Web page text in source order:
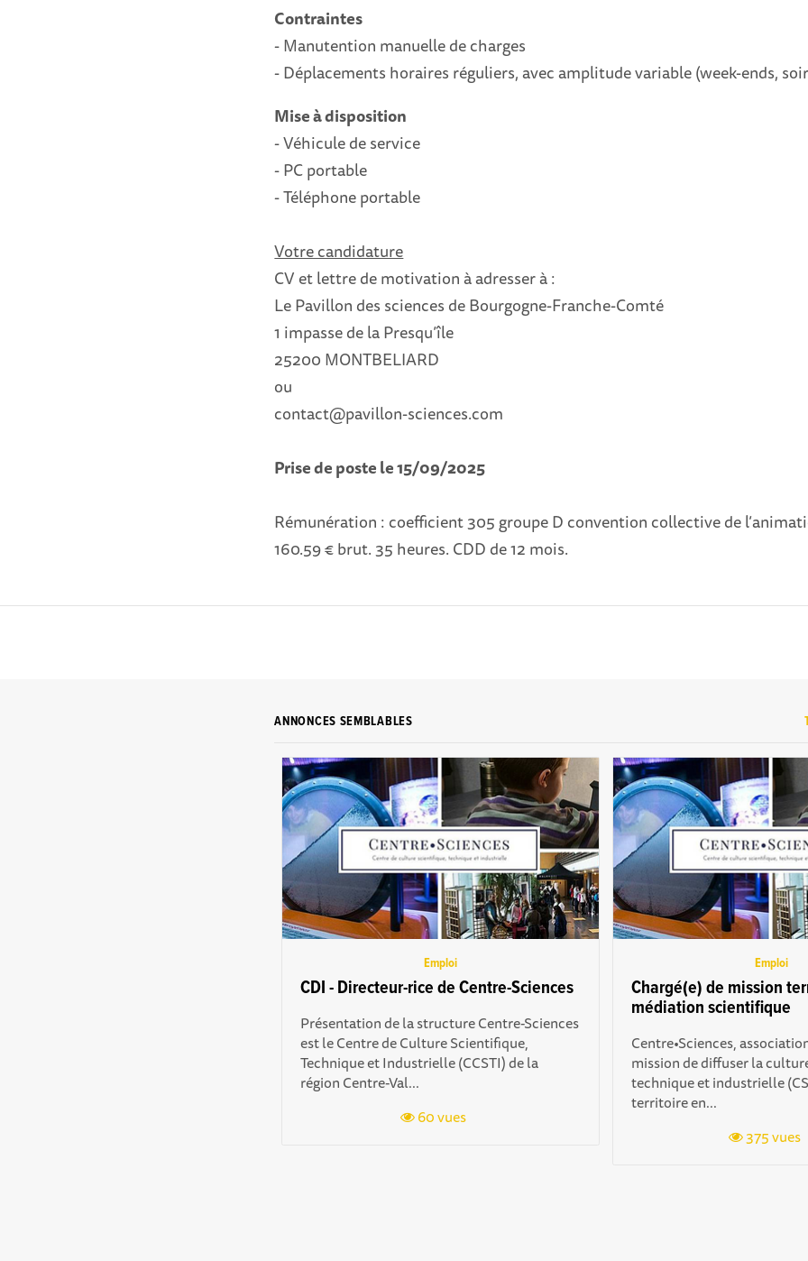
Contraintes
- Manutention manuelle de charges
- Déplacements horaires réguliers, avec amplitude variable (week-ends,
Mise à disposition
- Véhicule de service
- PC portable
- Téléphone portable
Votre candidature
CV et lettre de motivation à adresser à :
Le Pavillon des sciences de Bourgogne-Franche-Comté
1 impasse de la Presqu’île
25200 MONTBELIARD
ou
contact@pavillon-sciences.com
Prise de poste le 15/09/2025
Rémunération : coefficient 305 groupe D convention collective de
160.59 € brut. 35 heures. CDD de 12 mois.
ANNONCES SEMBLABLES
Emploi
CDI - Directeur-rice de Centre-Sciences
Présentation de la structure Centre-Sciences
est le Centre de Culture Scientifique,
Technique et Industrielle (CCSTI) de la
région Centre-Val...
60 vues
Emploi
Chargé(e) de mission
médiation scientifique
Centre•Sciences,
mission de diffuser la
technique et industrielle
territoire en...
375 vues